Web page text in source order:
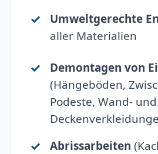
Umweltgerechte
aller Materialien
Demontagen von
(Hängeböden,
Podeste, Wand- und
Abrissarbeiten